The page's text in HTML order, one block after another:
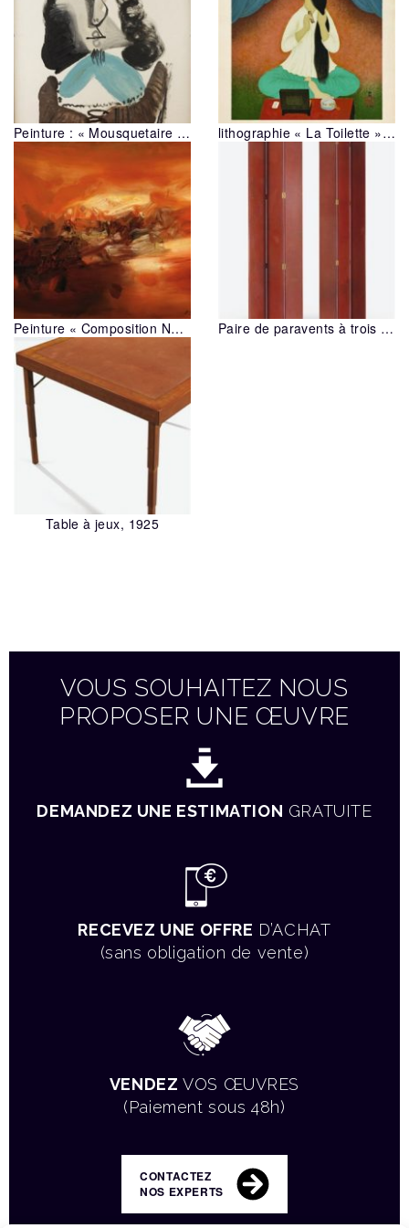
Peinture : « Mousquetaire buste »,1967 lithographie « La Toilette », 1962
Peinture « Composition No. 338 », 1970 Paire de paravents à trois feuilles, 1930 – 1940
Table à jeux, 1925
VOUS SOUHAITEZ NOUS
PROPOSER UNE ŒUVRE
DEMANDEZ UNE ESTIMATION GRATUITE
RECEVEZ UNE OFFRE D’ACHAT
(sans obligation de vente)
VENDEZ VOS ŒUVRES
(Paiement sous 48h)
CONTACTEZ
NOS EXPERTS